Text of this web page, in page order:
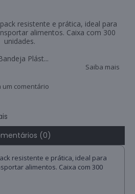
resistente e prática, ideal para
alimentos. Caixa com 300
unidades.
Plást...
Saiba mais
um comentário
(0)
resistente e prática, ideal para
alimentos. Caixa com 300